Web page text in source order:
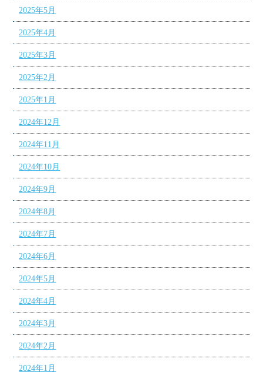
2025年5月
2025年4月
2025年3月
2025年2月
2025年1月
2024年12月
2024年11月
2024年10月
2024年9月
2024年8月
2024年7月
2024年6月
2024年5月
2024年4月
2024年3月
2024年2月
2024年1月